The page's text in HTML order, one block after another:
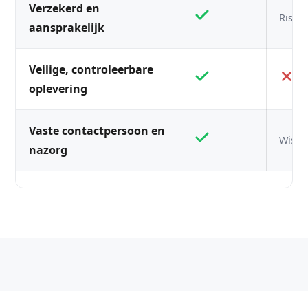
Verzekerd en
aansprakelijk
Veilige, controleerbare
oplevering
Vaste contactpersoon en
nazorg